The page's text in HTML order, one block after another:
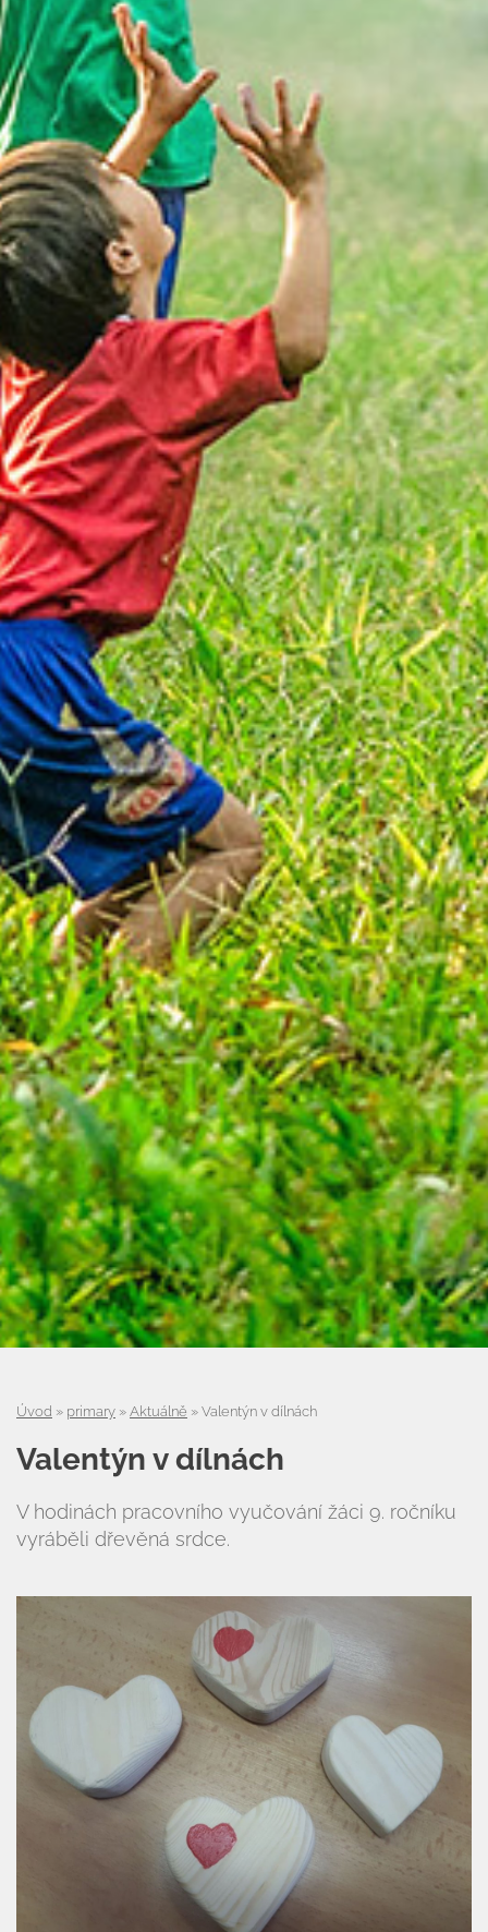
Úvod
Organizace školního roku
Úřední deska
Úvod » primary » Aktuálně » Valentýn v dílnách
Valentýn v dílnách
V hodinách pracovního vyučování žáci 9. ročníku
vyráběli dřevěná srdce.